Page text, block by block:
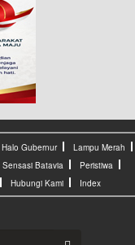
Halo Gubernur
Lampu Merah
Sensasi Batavia
Peristiwa
Hubungi Kami Index